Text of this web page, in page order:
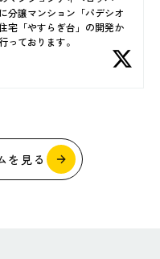
分譲マンション「パデシオ
宅「やすらぎ台」の開発か
っております。
を見る